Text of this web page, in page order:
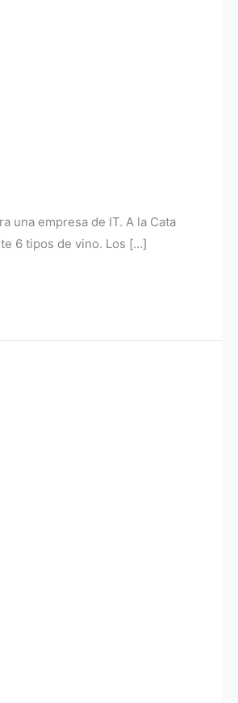
una empresa de IT. A la Cata
6 tipos de vino. Los […]